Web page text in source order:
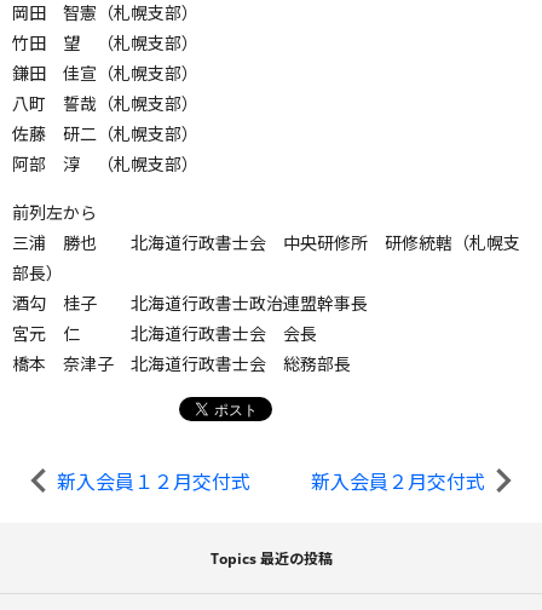
岡田 智憲（札幌支部）
竹田 望 （札幌支部）
鎌田 佳宣（札幌支部）
八町 誓哉（札幌支部）
佐藤 研二（札幌支部）
阿部 淳 （札幌支部）
前列左から
三浦 勝也 北海道行政書士会 中央研修所 研修統轄（札幌支
部長）
酒勾 桂子 北海道行政書士政治連盟幹事長
宮元 仁 北海道行政書士会 会長
橋本 奈津子 北海道行政書士会 総務部長
新入会員１２月交付式 新入会員２月交付式
Topics 最近の投稿